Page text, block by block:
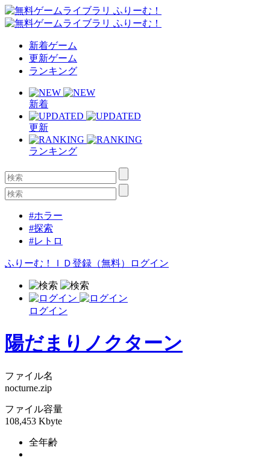
新着ゲーム
更新ゲーム
ランキング
新着
更新
ランキング
#ホラー
#探索
#レトロ
ふりーむ！ＩＤ登録（無料） ログイン
ログイン
陽だまりノクターン
ファイル名
nocturne.zip
ファイル容量
108,453 Kbyte
全年齢